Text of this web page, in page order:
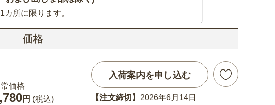
所に限ります。
価格
価格
円 (税込)
入荷案内を申し込む
【注文締切】 2026年6月14日